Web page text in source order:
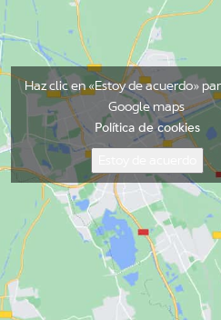
Haz clic en «Estoy de acuerdo»
Google maps
Política de cookies